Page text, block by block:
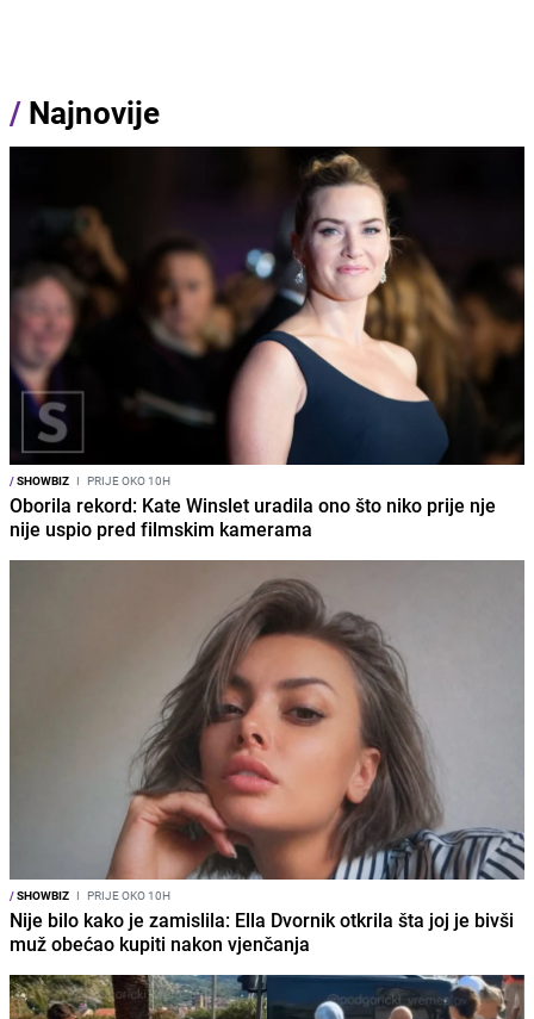
/ Najnovije
/SHOWBIZ I PRIJE OKO 10H
Oborila rekord: Kate Winslet uradila ono što niko prije nje
nije uspio pred filmskim kamerama
/SHOWBIZ I PRIJE OKO 10H
Nije bilo kako je zamislila: Ella Dvornik otkrila šta joj je bivši
muž obećao kupiti nakon vjenčanja